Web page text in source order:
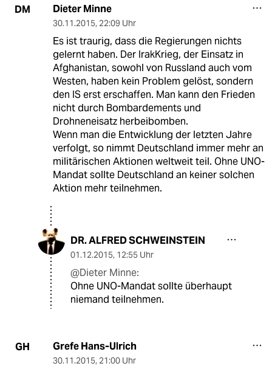
DM Dieter Minne
30.11.2015, 22:09 Uhr
Es ist traurig, dass die Regierungen nichts
gelernt haben. Der IrakKrieg, der Einsatz in
Afghanistan, sowohl von Russland auch vom
Westen, haben kein Problem gelöst, sondern
den IS erst erschaffen. Man kann den Frieden
nicht durch Bombardements und
Drohneneisatz herbeibomben.
Wenn man die Entwicklung der letzten Jahre
verfolgt, so nimmt Deutschland immer mehr an
militärischen Aktionen weltweit teil. Ohne UNO-
Mandat sollte Deutschland an keiner solchen
Aktion mehr teilnehmen.
DR. ALFRED SCHWEINSTEIN
01.12.2015, 12:55 Uhr
@Dieter Minne:
Ohne UNO-Mandat sollte überhaupt
niemand teilnehmen.
GH Grefe Hans-Ulrich
30.11.2015, 21:00 Uhr